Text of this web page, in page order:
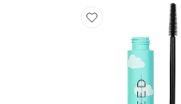
Favorite Cloud Mascara